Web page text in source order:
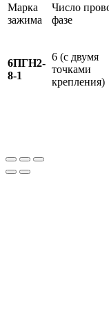
Марка
зажима
Число
фазе
6ПГН2-
8-1
6 (с двумя
точками
крепления)